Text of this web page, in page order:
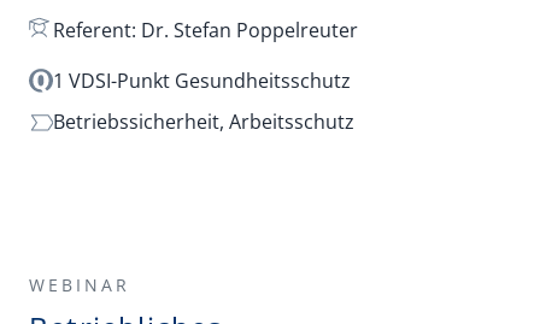
Referent: Dr. Stefan Poppelreuter
1 VDSI-Punkt Gesundheitsschutz
Betriebssicherheit, Arbeitsschutz
WEBINAR